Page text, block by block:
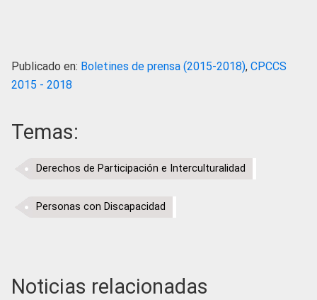
Publicado en: Boletines de prensa (2015-2018), CPCCS
2015 - 2018
Temas:
Derechos de Participación e Interculturalidad
Personas con Discapacidad
Noticias relacionadas